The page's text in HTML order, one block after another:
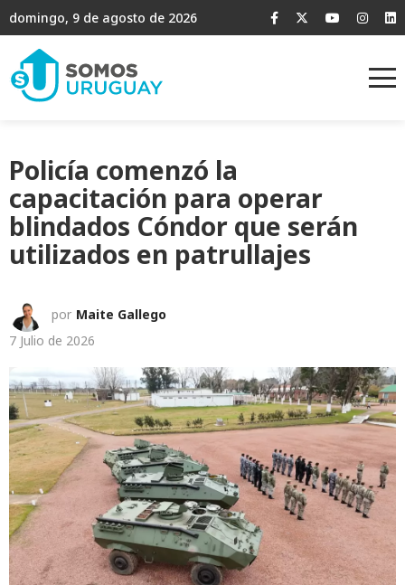
domingo, 9 de agosto de 2026
Policía comenzó la
capacitación para operar
blindados Cóndor que serán
utilizados en patrullajes
por Maite Gallego
7 Julio de 2026